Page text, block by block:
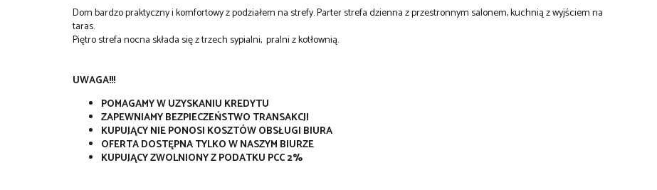
Dom bardzo praktyczny i komfortowy z podziałem na strefy. Parter strefa dzienna z przestronnym salonem, kuchnią z wyjściem na
taras.
Piętro strefa nocna składa się z trzech sypialni, pralni z kotłownią.
UWAGA!!!
POMAGAMY W UZYSKANIU KREDYTU
ZAPEWNIAMY BEZPIECZEŃSTWO TRANSAKCJI
KUPUJĄCY NIE PONOSI KOSZTÓW OBSŁUGI BIURA
OFERTA DOSTĘPNA TYLKO W NASZYM BIURZE
KUPUJĄCY ZWOLNIONY Z PODATKU PCC 2%